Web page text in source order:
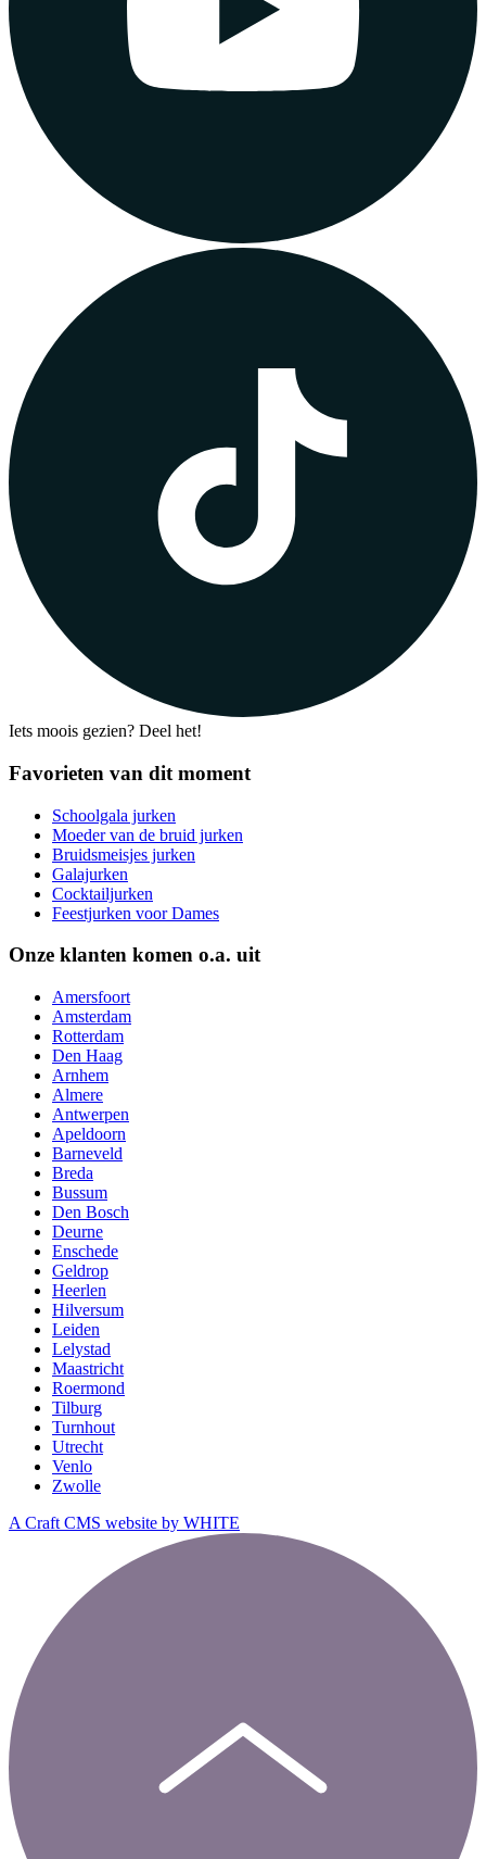
Iets moois gezien? Deel het!
Favorieten van dit moment
Schoolgala jurken
Moeder van de bruid jurken
Bruidsmeisjes jurken
Galajurken
Cocktailjurken
Feestjurken voor Dames
Onze klanten komen o.a. uit
Amersfoort
Amsterdam
Rotterdam
Den Haag
Arnhem
Almere
Antwerpen
Apeldoorn
Barneveld
Breda
Bussum
Den Bosch
Deurne
Enschede
Geldrop
Heerlen
Hilversum
Leiden
Lelystad
Maastricht
Roermond
Tilburg
Turnhout
Utrecht
Venlo
Zwolle
A Craft CMS website by WHITE